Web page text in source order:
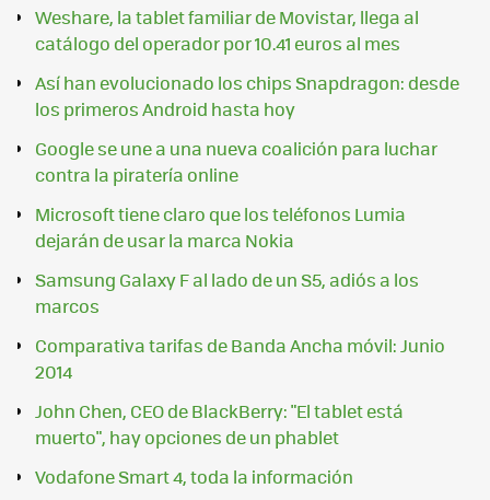
Weshare, la tablet familiar de Movistar, llega al
catálogo del operador por 10.41 euros al mes
Así han evolucionado los chips Snapdragon: desde
los primeros Android hasta hoy
Google se une a una nueva coalición para luchar
contra la piratería online
Microsoft tiene claro que los teléfonos Lumia
dejarán de usar la marca Nokia
Samsung Galaxy F al lado de un S5, adiós a los
marcos
Comparativa tarifas de Banda Ancha móvil: Junio
2014
John Chen, CEO de BlackBerry: "El tablet está
muerto", hay opciones de un phablet
Vodafone Smart 4, toda la información